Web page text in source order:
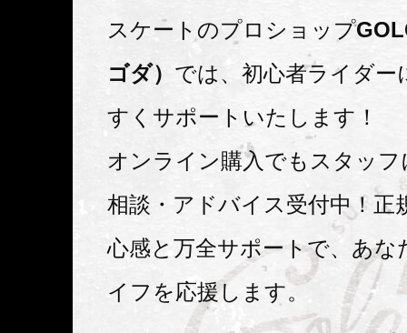
スケートのプロショップ
ゴダ） では、初心者ライダー
すくサポートいたします！
オンライン購入でもスタッ
相談・アドバイス受付中！正
心感と万全サポートで、あな
イフを応援します。